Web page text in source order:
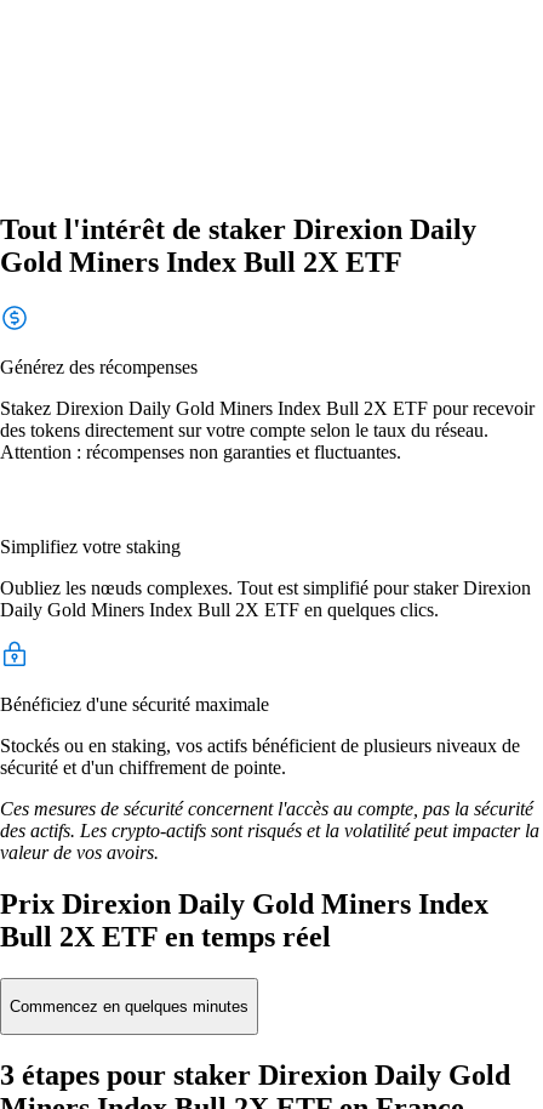
Tout l'intérêt de staker Direxion Daily
Gold Miners Index Bull 2X ETF
Générez des récompenses
Stakez Direxion Daily Gold Miners Index Bull 2X ETF pour recevoir
des tokens directement sur votre compte selon le taux du réseau.
Attention : récompenses non garanties et fluctuantes.
Simplifiez votre staking
Oubliez les nœuds complexes. Tout est simplifié pour staker Direxion
Daily Gold Miners Index Bull 2X ETF en quelques clics.
Bénéficiez d'une sécurité maximale
Stockés ou en staking, vos actifs bénéficient de plusieurs niveaux de
sécurité et d'un chiffrement de pointe.
Ces mesures de sécurité concernent l'accès au compte, pas la sécurité
des actifs. Les crypto-actifs sont risqués et la volatilité peut impacter la
valeur de vos avoirs.
Prix Direxion Daily Gold Miners Index
Bull 2X ETF en temps réel
Commencez en quelques minutes
3 étapes pour staker Direxion Daily Gold